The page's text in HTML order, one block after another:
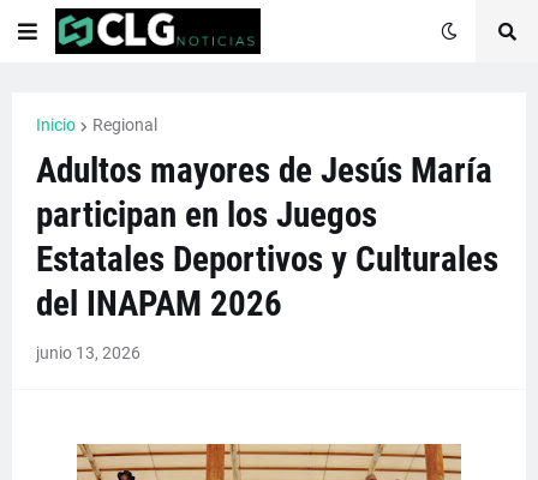
Inicio Regional
Adultos mayores de Jesús María
participan en los Juegos
Estatales Deportivos y Culturales
del INAPAM 2026
junio 13, 2026